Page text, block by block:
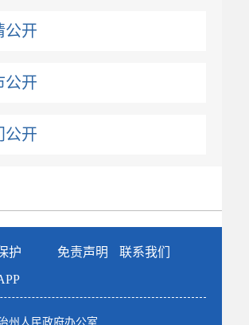
管
公开
公开
公开
护 免责声明
联系我们
州人民政府办公室